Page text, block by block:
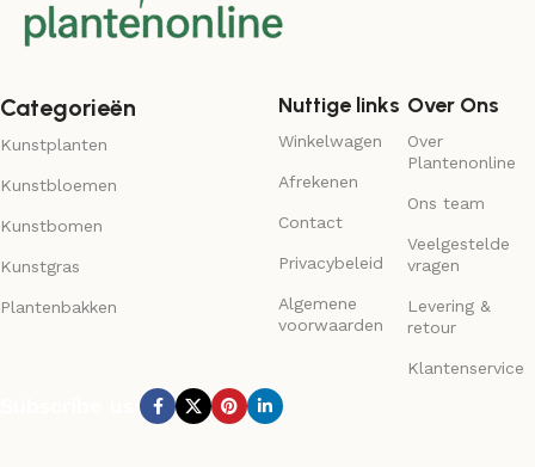
Categorieën
Kunstplanten
Kunstbloemen
Kunstbomen
Kunstgras
Plantenbakken
Nuttige links
Winkelwagen
Afrekenen
Contact
Privacybeleid
Algemene
voorwaarden
Over Ons
Over
Plantenonline
Ons team
Veelgestelde
vragen
Levering &
retour
Klantenservice